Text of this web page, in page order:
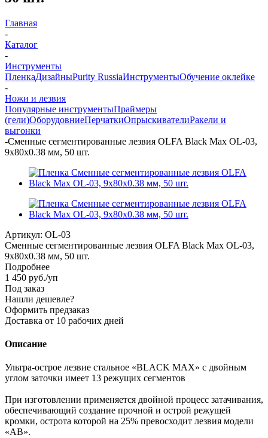
Главная
-
Каталог
-
Инструменты
ПленкаДизайныPurity RussiaИнструментыОбучение оклейке
-
Ножи и лезвия
Популярные инструментыПраймеры
(гели)ОборудовниеПерчаткиОпрыскивателиРакели и
выгонки
-Сменные сегментированные лезвия OLFA Black Max OL-03,
9х80х0.38 мм, 50 шт.
Артикул: OL-03
Сменные сегментированные лезвия OLFA Black Max OL-03,
9х80х0.38 мм, 50 шт.
Подробнее
1 450 руб./уп
Под заказ
Нашли дешевле?
Оформить предзаказ
Доставка от 10 рабочих дней
Описание
Ультра-острое лезвие стальное «BLACK MAX» с двойным
углом заточки имеет 13 режущих сегментов
При изготовлении применяется двойной процесс затачивания,
обеспечивающий создание прочной и острой режущей
кромки, острота которой на 25% превосходит лезвия модели
«AB».